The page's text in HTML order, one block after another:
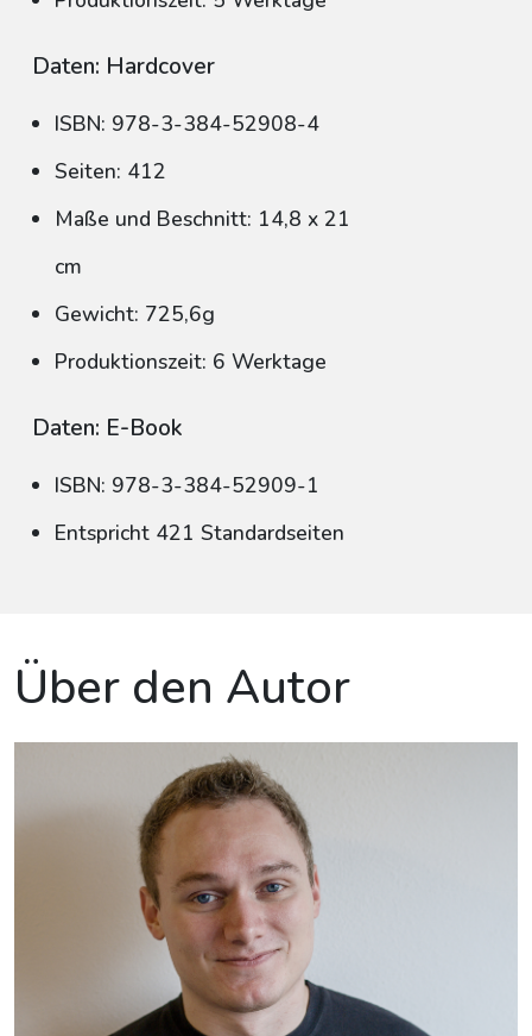
Daten: Hardcover
ISBN: 978-3-384-52908-4
Seiten: 412
Maße und Beschnitt: 14,8 x 21
cm
Gewicht: 725,6g
Produktionszeit: 6 Werktage
Daten: E-Book
ISBN: 978-3-384-52909-1
Entspricht 421 Standardseiten
Über den Autor